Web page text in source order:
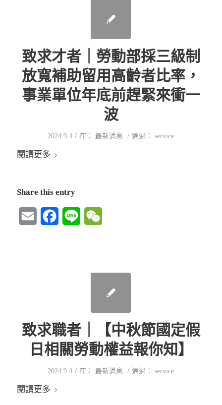
致求才者｜勞動部採三級制
放寬補助留用高齡者比率，
事業單位年底前趕緊來衝一
波
2024.9.4 / 在： 最新消息 / 通過：service
閱讀更多
Share this entry
Email FacebookLine
致求職者｜【中秋節國定假
日相關勞動權益報你知】
2024.9.4 / 在： 最新消息 / 通過：service
閱讀更多